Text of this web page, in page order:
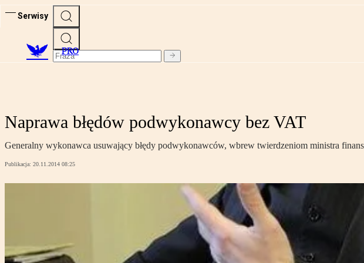
Serwisy
PRO
Naprawa błędów podwykonawcy bez VAT
Generalny wykonawca usuwający błędy podwykonawców, wbrew twierdzeniom ministra
Publikacja: 20.11.2014 08:25